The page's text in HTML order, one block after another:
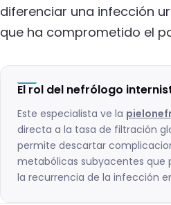
diferenciar una infección
que ha comprometido el
El rol del nefrólogo
Este especialista ve la
directa a la tasa de filtración
permite descartar
metabólicas subyacentes que
la recurrencia de la infección